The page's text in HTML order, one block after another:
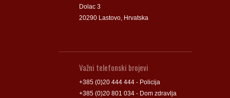
Dolac 3
20290 Lastovo, Hrvatska
Važni telefonski brojevi
+385 (0)20 444 444 - Policija
+385 (0)20 801 034 - Dom zdravlja